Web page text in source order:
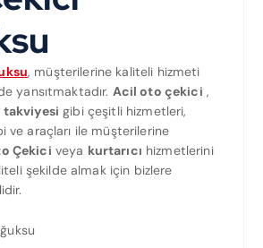
, müşterilerine kaliteli hizmeti
yansıtmaktadır. Acil oto çekici ,
takviyesi gibi çeşitli hizmetleri,
ve araçları ile müşterilerine
Çekici veya kurtarıcı hizmetlerini
şekilde almak için bizlere